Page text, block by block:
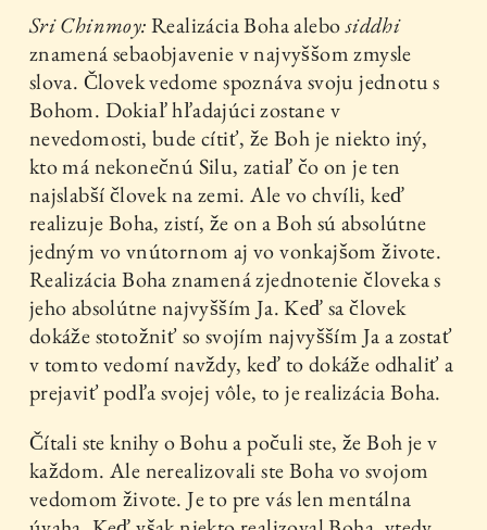
Sri Chinmoy:Realizácia Boha alebosiddhi
znamená sebaobjavenie v najvyššom zmysle
slova. Človek vedome spoznáva svoju jednotu s
Bohom. Dokiaľ hľadajúci zostane v
nevedomosti, bude cítiť, že Boh je niekto iný,
kto má nekonečnú Silu, zatiaľ čo on je ten
najslabší človek na zemi. Ale vo chvíli, keď
realizuje Boha, zistí, že on a Boh sú absolútne
jedným vo vnútornom aj vo vonkajšom živote.
Realizácia Boha znamená zjednotenie človeka s
jeho absolútne najvyšším Ja. Keď sa človek
dokáže stotožniť so svojím najvyšším Ja a zostať
v tomto vedomí navždy, keď to dokáže odhaliť a
prejaviť podľa svojej vôle, to je realizácia Boha.
Čítali ste knihy o Bohu a počuli ste, že Boh je v
každom. Ale nerealizovali ste Boha vo svojom
vedomom živote. Je to pre vás len mentálna